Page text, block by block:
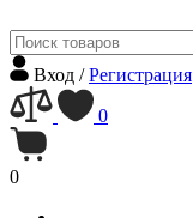
Вход /Регистрация
0
0